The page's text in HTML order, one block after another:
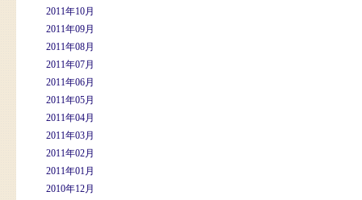
2011年10月
2011年09月
2011年08月
2011年07月
2011年06月
2011年05月
2011年04月
2011年03月
2011年02月
2011年01月
2010年12月